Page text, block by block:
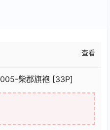
查看
柴郡旗袍 [33P]